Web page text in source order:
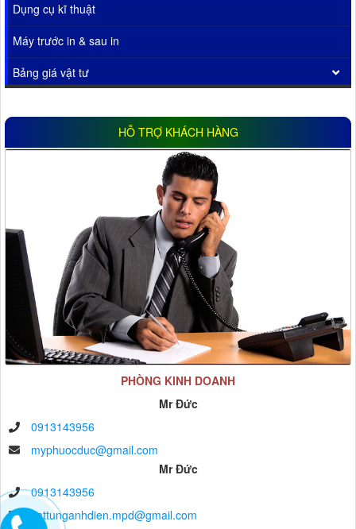
Dụng cụ kĩ thuật
Máy trước in & sau in
Bảng giá vật tư
HỖ TRỢ KHÁCH HÀNG
PHÒNG KINH DOANH
Mr Đức
0913143956
myphuocduc@gmail.com
Mr Đức
0913143956
vattunganhdien.mpd@gmail.com